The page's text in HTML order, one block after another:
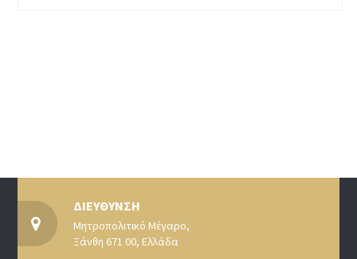
ΔΙΕΥΘΥΝΣΗ
Μητροπολιτικό Μέγαρο,
Ξάνθη 671 00, Ελλάδα